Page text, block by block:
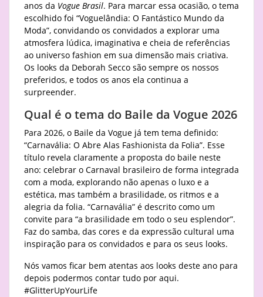
anos da Vogue Brasil. Para marcar essa ocasião, o tema
escolhido foi “Voguelândia: O Fantástico Mundo da
Moda”, convidando os convidados a explorar uma
atmosfera lúdica, imaginativa e cheia de referências
ao universo fashion em sua dimensão mais criativa.
Os looks da Deborah Secco são sempre os nossos
preferidos, e todos os anos ela continua a
surpreender.
Qual é o tema do Baile da Vogue 2026
Para 2026, o Baile da Vogue já tem tema definido:
“Carnavália: O Abre Alas Fashionista da Folia”. Esse
título revela claramente a proposta do baile neste
ano: celebrar o Carnaval brasileiro de forma integrada
com a moda, explorando não apenas o luxo e a
estética, mas também a brasilidade, os ritmos e a
alegria da folia. “Carnavália” é descrito como um
convite para “a brasilidade em todo o seu esplendor”.
Faz do samba, das cores e da expressão cultural uma
inspiração para os convidados e para os seus looks.
Nós vamos ficar bem atentas aos looks deste ano para
depois podermos contar tudo por aqui.
#GlitterUpYourLife